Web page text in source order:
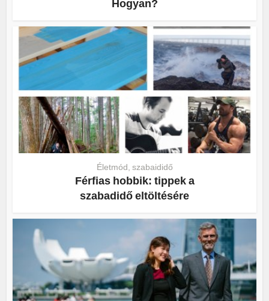
Hogyan?
Életmód, szabaididő
Férfias hobbik: tippek a
szabadidő eltöltésére